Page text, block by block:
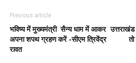
Previous article
भविष्य में मुख्यमंत्री सैन्य धाम में आकर
अपना शपथ ग्रहण करें -सीएम त्रिवेंद्र
रावत